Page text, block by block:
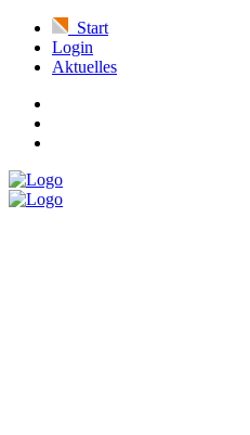
Start
Login
Aktuelles